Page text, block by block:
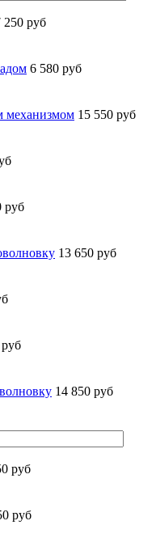
250 руб
6 580 руб
механизмом 15 550 руб
руб
13 650 руб
14 850 руб
руб
руб